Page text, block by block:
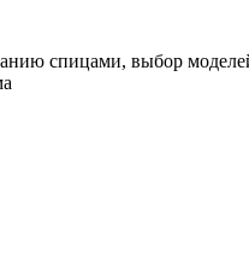
спицами, выбор